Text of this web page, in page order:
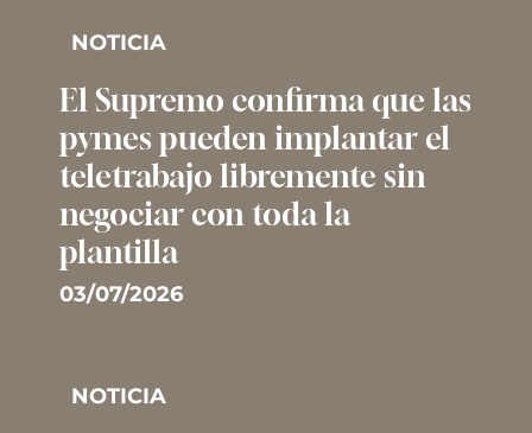
NOTICIA
El Supremo confirma que las
pymes pueden implantar el
teletrabajo libremente sin
negociar con toda la
plantilla
03/07/2026
NOTICIA